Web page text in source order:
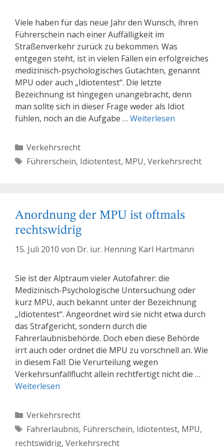
Viele haben für das neue Jahr den Wunsch, ihren
Führerschein nach einer Auffälligkeit im
Straßenverkehr zurück zu bekommen. Was
entgegen steht, ist in vielen Fällen ein erfolgreiches
medizinisch-psychologisches Gutachten, genannt
MPU oder auch „Idiotentest“. Die letzte
Bezeichnung ist hingegen unangebracht, denn
man sollte sich in dieser Frage weder als Idiot
fühlen, noch an die Aufgabe … Weiterlesen
Kategorien
Verkehrsrecht
Schlagwörter
Führerschein, Idiotentest, MPU, Verkehrsrecht
Anordnung der MPU ist oftmals
rechtswidrig
15. Juli 2010 von Dr. iur. Henning Karl Hartmann
Sie ist der Alptraum vieler Autofahrer: die
Medizinisch-Psychologische Untersuchung oder
kurz MPU, auch bekannt unter der Bezeichnung
„Idiotentest“. Angeordnet wird sie nicht etwa durch
das Strafgericht, sondern durch die
Fahrerlaubnisbehörde. Doch eben diese Behörde
irrt auch oder ordnet die MPU zu vorschnell an. Wie
in diesem Fall: Die Verurteilung wegen
Verkehrsunfallflucht allein rechtfertigt nicht die …
Weiterlesen
Kategorien
Verkehrsrecht
Schlagwörter
Fahrerlaubnis, Führerschein, Idiotentest, MPU,
rechtswidrig, Verkehrsrecht